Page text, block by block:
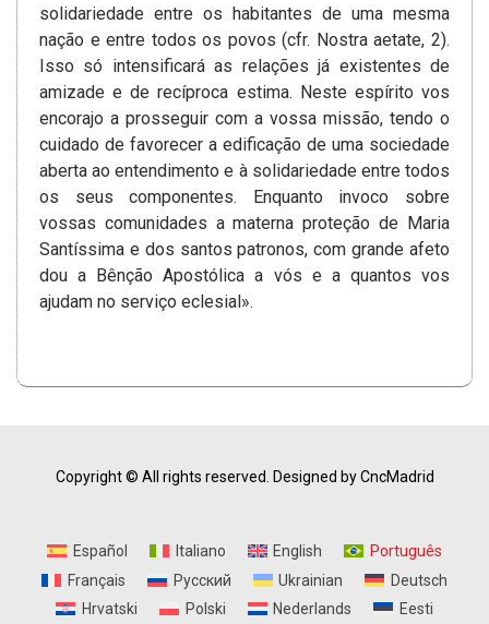
solidariedade entre os habitantes de uma mesma
nação e entre todos os povos (cfr. Nostra aetate, 2).
Isso só intensificará as relações já existentes de
amizade­ e de recíproca estima. Neste espírito vos
encorajo a prosseguir com a vossa missão, tendo o
cuidado de favorecer a edificação de uma sociedade
aberta­ ao entendimento e à solidariedade entre todos
os seus componentes. Enquanto invoco sobre
vossas comunidades a materna proteção de Maria
Santíssima e dos santos patronos, com grande afeto
dou a Bênção Apostólica a vós e a quantos vos
ajudam no serviço eclesial».
Copyright © All rights reserved. Designed by CncMadrid
Español Italiano English
Português
Français
Русский Ukrainian
Deutsch
Hrvatski
Polski Nederlands Eesti